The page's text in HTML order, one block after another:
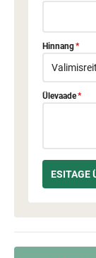
Hinnang*
Ülevaade*